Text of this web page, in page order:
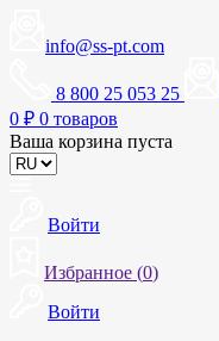
info@ss-pt.com
8 800 25 053 25
0 ₽ 0 товаров
Ваша корзина пуста
Войти
Избранное (0)
Войти